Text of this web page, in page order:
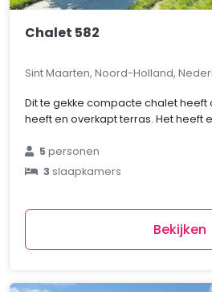
Chalet 582
Sint Maarten, Noord-Holland,
Dit te gekke compacte chalet heeft
heeft en overkapt terras. Het heeft
5personen
3slaapkamers
Bekijken